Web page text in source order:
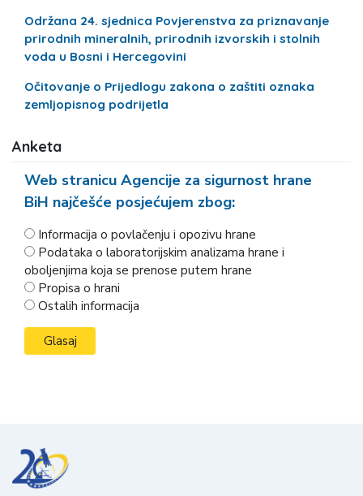
Održana 24. sjednica Povjerenstva za priznavanje
prirodnih mineralnih, prirodnih izvorskih i stolnih
voda u Bosni i Hercegovini
Očitovanje o Prijedlogu zakona o zaštiti oznaka
zemljopisnog podrijetla
Anketa
Web stranicu Agencije za sigurnost hrane
BiH najčešće posjećujem zbog:
Informacija o povlačenju i opozivu hrane
Podataka o laboratorijskim analizama hrane i
oboljenjima koja se prenose putem hrane
Propisa o hrani
Ostalih informacija